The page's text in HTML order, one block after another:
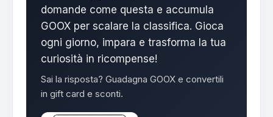
domande come questa e accumula
GOOX per scalare la classifica. Gioca
ogni giorno, impara e trasforma la tua
curiosità in ricompense!
Sai la risposta? Guadagna GOOX e convertili
in gift card e sconti.